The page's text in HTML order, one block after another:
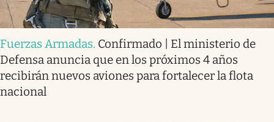
Fuerzas Armadas. Confirmado | El ministerio de
Defensa anuncia que en los próximos 4 años
recibirán nuevos aviones para fortalecer la flota
nacional